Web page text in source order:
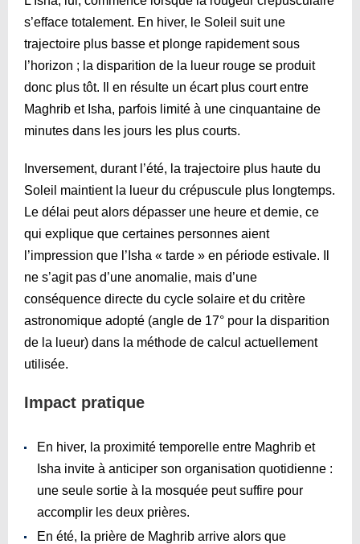
s’efface totalement. En hiver, le Soleil suit une
trajectoire plus basse et plonge rapidement sous
l’horizon ; la disparition de la lueur rouge se produit
donc plus tôt. Il en résulte un écart plus court entre
Maghrib et Isha, parfois limité à une cinquantaine de
minutes dans les jours les plus courts.
Inversement, durant l’été, la trajectoire plus haute du
Soleil maintient la lueur du crépuscule plus longtemps.
Le délai peut alors dépasser une heure et demie, ce
qui explique que certaines personnes aient
l’impression que l’Isha « tarde » en période estivale. Il
ne s’agit pas d’une anomalie, mais d’une
conséquence directe du cycle solaire et du critère
astronomique adopté (angle de 17° pour la disparition
de la lueur) dans la méthode de calcul actuellement
utilisée.
Impact pratique
En hiver, la proximité temporelle entre Maghrib et
Isha invite à anticiper son organisation quotidienne :
une seule sortie à la mosquée peut suffire pour
accomplir les deux prières.
En été, la prière de Maghrib arrive alors que